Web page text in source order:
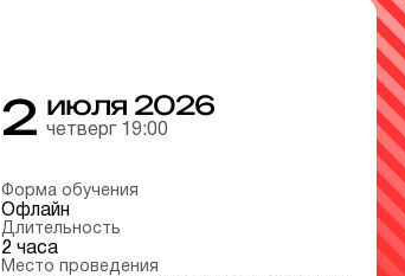
2 июля 2026
четверг 19:00
Форма обучения
Офлайн
Длительность
2 часа
Место проведения